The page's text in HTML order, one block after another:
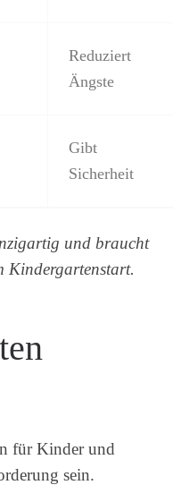
Reduziert
Ängste
Gibt
Sicherheit
und braucht
Kindergartenstart.
für Kinder und
sein.